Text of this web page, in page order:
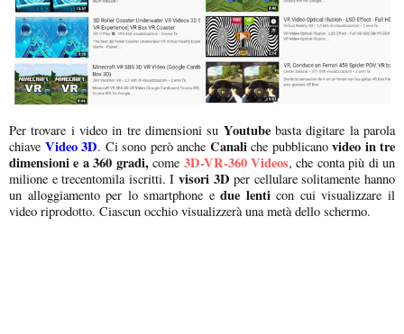
Per trovare i video in tre dimensioni su Youtubebasta digitare la parola
chiave Video 3D. Ci sono però anche Canali che pubblicanovideo in tre
dimensioni e a 360 gradi,come 3D-VR-360 Videos, che conta più di un
milione e trecentomila iscritti. I visori 3D per cellulare solitamente hanno
un alloggiamento per lo smartphone edue lenticon cui visualizzare il
video riprodotto. Ciascun occhio visualizzerà una metà dello schermo.